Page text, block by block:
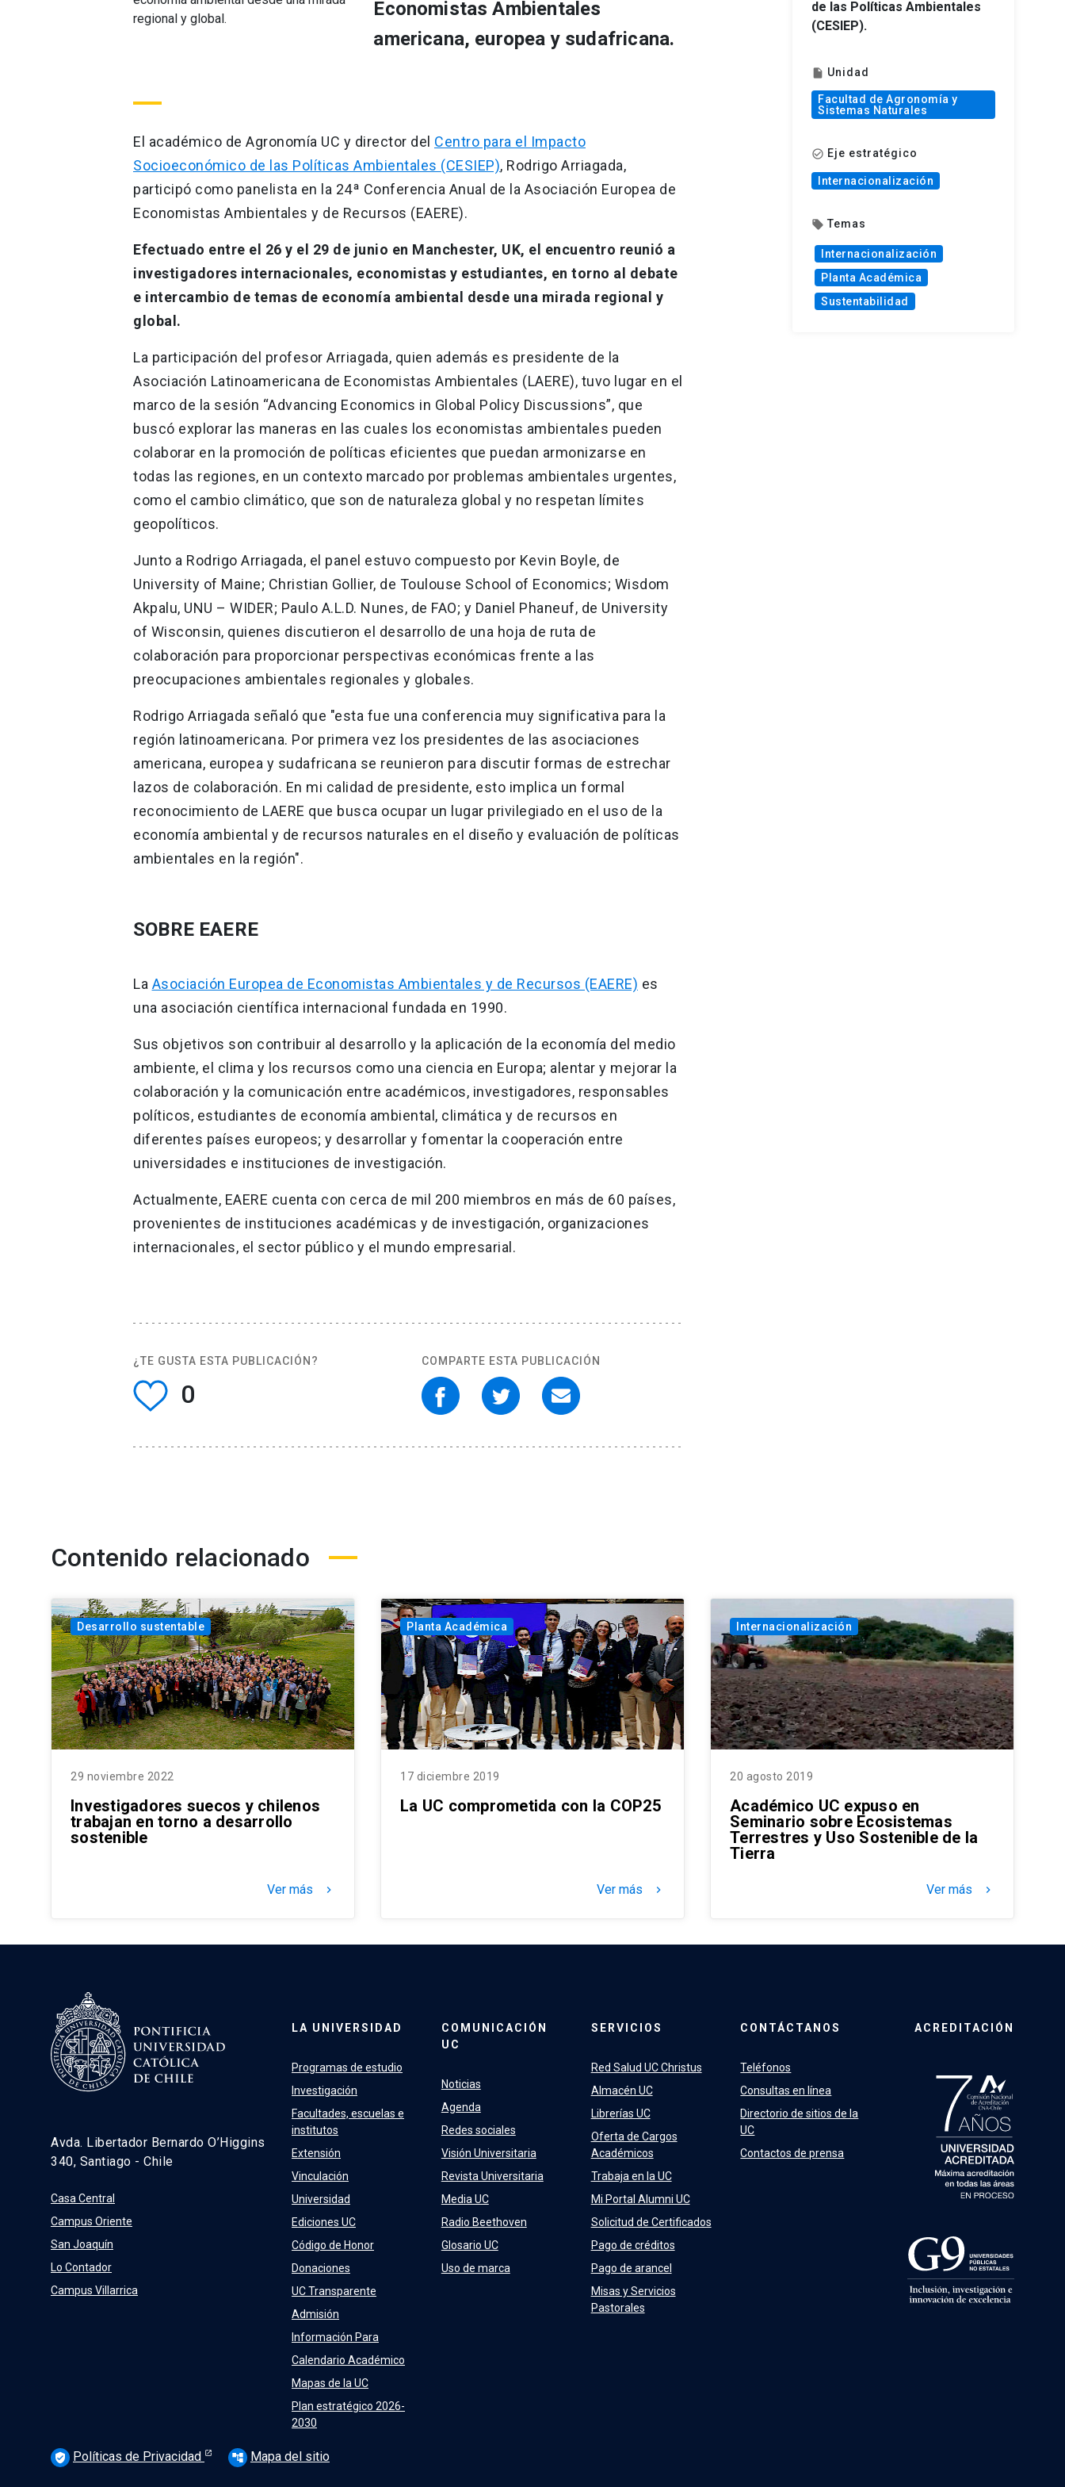
Economistas Ambientales
americana, europea y sudafricana.
El académico de Agronomía UC y director del Centro para el Impacto
Socioeconómico de las Políticas Ambientales (CESIEP), Rodrigo Arriagada,
participó como panelista en la 24ª Conferencia Anual de la Asociación Europea de
Economistas Ambientales y de Recursos (EAERE).
Efectuado entre el 26 y el 29 de junio en Manchester, UK, el encuentro reunió a
investigadores internacionales, economistas y estudiantes, en torno al debate
e intercambio de temas de economía ambiental desde una mirada regional y
global.
La participación del profesor Arriagada, quien además es presidente de la
Asociación Latinoamericana de Economistas Ambientales (LAERE), tuvo lugar en el
marco de la sesión “Advancing Economics in Global Policy Discussions”, que
buscó explorar las maneras en las cuales los economistas ambientales pueden
colaborar en la promoción de políticas eficientes que puedan armonizarse en
todas las regiones, en un contexto marcado por problemas ambientales urgentes,
como el cambio climático, que son de naturaleza global y no respetan límites
geopolíticos.
Junto a Rodrigo Arriagada, el panel estuvo compuesto por Kevin Boyle, de
University of Maine; Christian Gollier, de Toulouse School of Economics; Wisdom
Akpalu, UNU – WIDER; Paulo A.L.D. Nunes, de FAO; y Daniel Phaneuf, de University
of Wisconsin, quienes discutieron el desarrollo de una hoja de ruta de
colaboración para proporcionar perspectivas económicas frente a las
preocupaciones ambientales regionales y globales.
Rodrigo Arriagada señaló que "esta fue una conferencia muy significativa para la
región latinoamericana. Por primera vez los presidentes de las asociaciones
americana, europea y sudafricana se reunieron para discutir formas de estrechar
lazos de colaboración. En mi calidad de presidente, esto implica un formal
reconocimiento de LAERE que busca ocupar un lugar privilegiado en el uso de la
economía ambiental y de recursos naturales en el diseño y evaluación de políticas
ambientales en la región".
SOBRE EAERE
La Asociación Europea de Economistas Ambientales y de Recursos (EAERE) es
una asociación científica internacional fundada en 1990.
Sus objetivos son contribuir al desarrollo y la aplicación de la economía del medio
ambiente, el clima y los recursos como una ciencia en Europa; alentar y mejorar la
colaboración y la comunicación entre académicos, investigadores, responsables
políticos, estudiantes de economía ambiental, climática y de recursos en
diferentes países europeos; y desarrollar y fomentar la cooperación entre
universidades e instituciones de investigación.
Actualmente, EAERE cuenta con cerca de mil 200 miembros en más de 60 países,
provenientes de instituciones académicas y de investigación, organizaciones
internacionales, el sector público y el mundo empresarial.
¿TE GUSTA ESTA PUBLICACIÓN?
0
COMPARTE ESTA PUBLICACIÓN
de las Políticas Ambientales
(CESIEP).
insert_drive_file Unidad
Facultad de Agronomía y
Sistemas Naturales
check_circle_outline Eje estratégico
Internacionalización
local_offer Temas
Internacionalización
Planta Académica
Sustentabilidad
Contenido relacionado
Desarrollo sustentable
29 noviembre 2022
Investigadores suecos y chilenos
trabajan en torno a desarrollo
sostenible
Ver más keyboard_arrow_right
Planta Académica
17 diciembre 2019
La UC comprometida con la COP25
Ver más keyboard_arrow_right
Internacionalización
20 agosto 2019
Académico UC expuso en
Seminario sobre Ecosistemas
Terrestres y Uso Sostenible de la
Tierra
Ver más keyboard_arrow_right
Avda. Libertador Bernardo O’Higgins
340, Santiago - Chile
Casa Central
Campus Oriente
San Joaquín
Lo Contador
Campus Villarrica
LA UNIVERSIDAD
Programas de estudio
Investigación
Facultades, escuelas e
institutos
Extensión
Vinculación
Universidad
Ediciones UC
Código de Honor
Donaciones
UC Transparente
Admisión
Información Para
Calendario Académico
Mapas de la UC
Plan estratégico 2026-
2030
COMUNICACIÓN
UC
Noticias
Agenda
Redes sociales
Visión Universitaria
Revista Universitaria
Media UC
Radio Beethoven
Glosario UC
Uso de marca
SERVICIOS
Red Salud UC Christus
Almacén UC
Librerías UC
Oferta de Cargos
Académicos
Trabaja en la UC
Mi Portal Alumni UC
Solicitud de Certificados
Pago de créditos
Pago de arancel
Misas y Servicios
Pastorales
CONTÁCTANOS
Teléfonos
Consultas en línea
Directorio de sitios de la
UC
Contactos de prensa
ACREDITACIÓN
verified_user Políticas de Privacidad account_tree Mapa del sitio